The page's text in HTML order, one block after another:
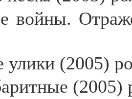
войны.
улики (2005)
(2005)